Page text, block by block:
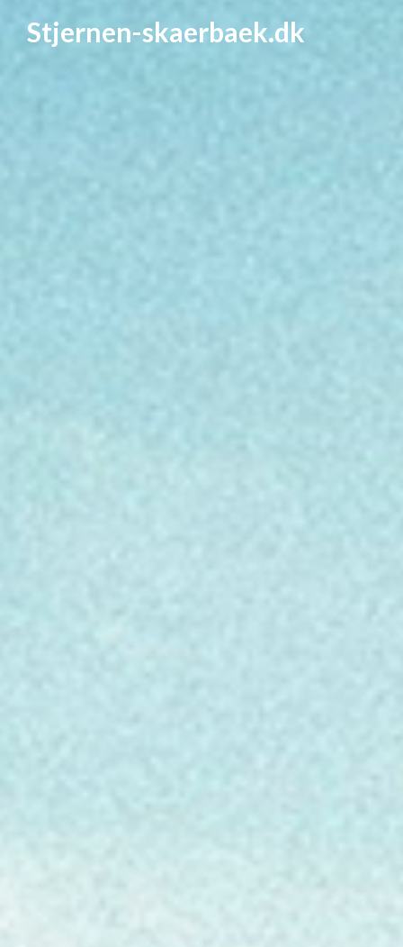
Stjernen-skaerbaek.dk